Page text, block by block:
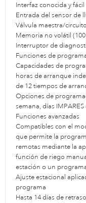
Interfaz conocida y
Entrada del sensor de
Válvula maestra/
Memoria no volátil
Interruptor de
Funciones de
Capacidades de
horas de arranque
de 12 tiempos de
Opciones de
semana, días IMPARES
Funciones avanzadas
Compatibles con el
que permite la
remotas mediante la
función de riego
estación o un
Ajuste estacional
programa
Hasta 14 días de